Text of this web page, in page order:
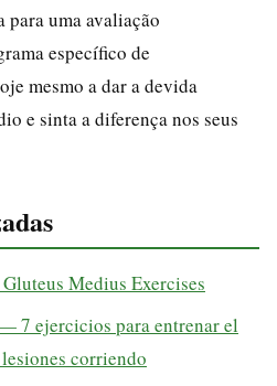
uma avaliação
específico de
mesmo a dar a devida
e sinta a diferença nos seus
Medius Exercises
7 ejercicios para entrenar el
corriendo